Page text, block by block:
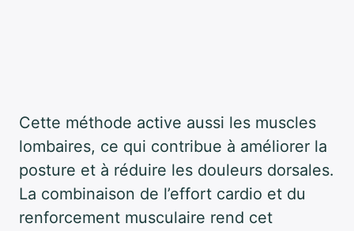
Cette méthode active aussi les muscles
lombaires, ce qui contribue à améliorer la
posture et à réduire les douleurs dorsales.
La combinaison de l’effort cardio et du
renforcement musculaire rend cet